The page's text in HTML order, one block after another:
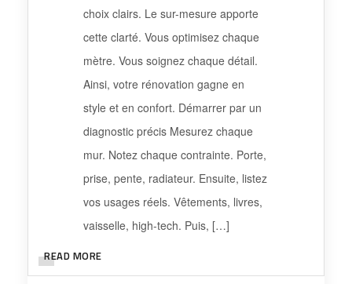
choix clairs. Le sur-mesure apporte
cette clarté. Vous optimisez chaque
mètre. Vous soignez chaque détail.
Ainsi, votre rénovation gagne en
style et en confort. Démarrer par un
diagnostic précis Mesurez chaque
mur. Notez chaque contrainte. Porte,
prise, pente, radiateur. Ensuite, listez
vos usages réels. Vêtements, livres,
vaisselle, high-tech. Puis, […]
READ MORE